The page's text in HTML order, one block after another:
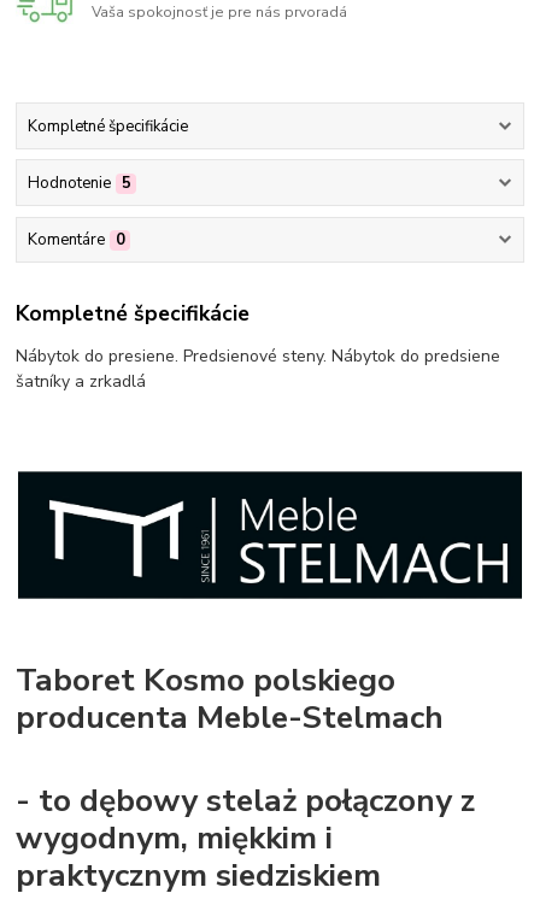
Vaša spokojnosť je pre nás prvoradá
Kompletné špecifikácie
Hodnotenie 5
Komentáre 0
Kompletné špecifikácie
Nábytok do presiene. Predsienové steny. Nábytok do predsiene
šatníky a zrkadlá
Taboret Kosmo polskiego
producenta Meble-Stelmach
- to dębowy stelaż połączony z
wygodnym, miękkim i
praktycznym siedziskiem